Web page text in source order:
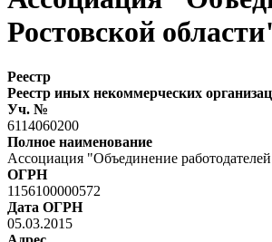
Ростовской
Реестр
Реестр иных некоммерческих
Уч. №
6114060200
Полное наименование
Ассоциация "Объединение
ОГРН
1156100000572
Дата ОГРН
05.03.2015